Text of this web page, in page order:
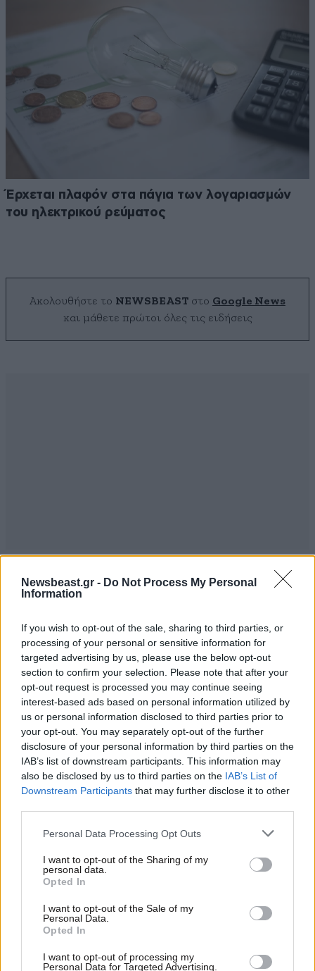
Newsbeast.gr - Do Not Process My Personal
Information
If you wish to opt-out of the sale, sharing to third parties, or
processing of your personal or sensitive information for
targeted advertising by us, please use the below opt-out
section to confirm your selection. Please note that after your
opt-out request is processed you may continue seeing
interest-based ads based on personal information utilized by
us or personal information disclosed to third parties prior to
your opt-out. You may separately opt-out of the further
disclosure of your personal information by third parties on the
IAB’s list of downstream participants. This information may
also be disclosed by us to third parties on the IAB’s List of
Downstream Participants that may further disclose it to other
Please note that this website/app uses one or more Google
not limited to your visit or usage behaviour. You may click to
grant or deny consent to Google and its third-party tags to
use your data for below specified purposes in below Google
consent section.
Personal Data Processing Opt Outs
I want to opt-out of the Sharing of my
personal data.
Opted In
I want to opt-out of the Sale of my
Personal Data.
Opted In
I want to opt-out of processing my
Personal Data for Targeted Advertising.
Έρχεται πλαφόν στα πάγια των λογαριασμών
του ηλεκτρικού ρεύματος
Ακολουθήστε το NEWSBEAST στο Google News
και μάθετε πρώτοι όλες τις ειδήσεις
ΣΧΌΛΙΑ ΑΝΑΓΝΩΣΤΏΝ
ΠΡΟΣΘΕΣΤΕ ΤΟ ΣΧΟΛΙΟ ΣΑΣ
Xαρακτήρες: 0/1000
Διαβάστε και ακολουθήστε τους κανόνες σχολιασμού
ΠΡΟΣΘΗΚΗ